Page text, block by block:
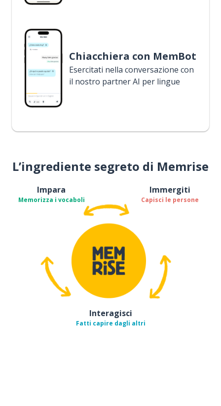
Chiacchiera con MemBot
Esercitati nella conversazione con
il nostro partner AI per lingue
L’ingrediente segreto di Memrise
Impara
Memorizza i vocaboli
Immergiti
Capisci le persone
Interagisci
Fatti capire dagli altri